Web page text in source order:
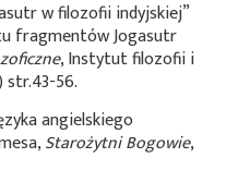
w filozofii indyjskiej”
fragmentów Jogasutr
, Instytut filozofii i
str.43-56.
angielskiego
Starożytni Bogowie,